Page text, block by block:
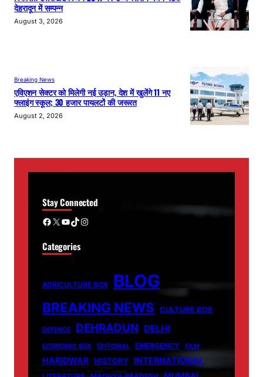
देहरादून में सम्पन्न
August 3, 2026
Breaking News
एविएशन सेक्टर को मिलेगी नई उड़ान, देश में खुलेंगे 11 नए
फ्लाइंग स्कूल; 30 हजार पायलटों की जरूरत
August 2, 2026
Stay Connected
Facebook X YouTube TikTok Instagram
Categories
AGRICULTURE BOX BLOG
BREAKING NEWS CULTURE BOX
DEFENCE DEHRADUN DELHI
ECONOMIC BOX EDITORIAL EMERGENCY FILM
HARIDWAR HISTORY INTERNATIONAL